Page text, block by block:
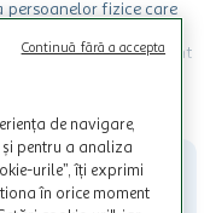
persoanelor fizice care
MyCLUB Auchan sunt
se acorda in
magazinele Auchan
indicate de Auchan si
sau pentru alte
si Conditii. Auchan
Cardului in perioada in
de navigare,
pentru a analiza
urile”, îți exprimi
în orice moment
Continuă fără a accepta